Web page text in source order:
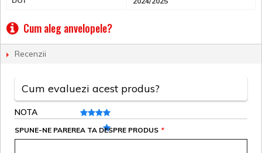
Cum aleg anvelopele?
Recenzii
Cum evaluezi acest produs?
NOTA
*
SPUNE-NE PAREREA TA DESPRE PRODUS